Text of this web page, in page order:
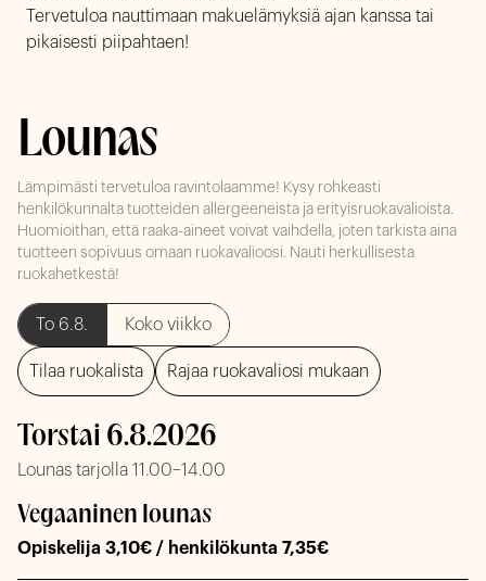
Tervetuloa nauttimaan makuelämyksiä ajan kanssa tai
pikaisesti piipahtaen!
Lounas
Lämpimästi tervetuloa ravintolaamme! Kysy rohkeasti
henkilökunnalta tuotteiden allergeeneista ja erityisruokavalioista.
Huomioithan, että raaka-aineet voivat vaihdella, joten tarkista aina
tuotteen sopivuus omaan ruokavalioosi. Nauti herkullisesta
ruokahetkestä!
To 6.8. Koko viikko
Tilaa ruokalista Rajaa ruokavaliosi mukaan
Torstai 6.8.2026
Lounas tarjolla 11.00–14.00
Vegaaninen lounas
Opiskelija 3,10€ / henkilökunta 7,35€